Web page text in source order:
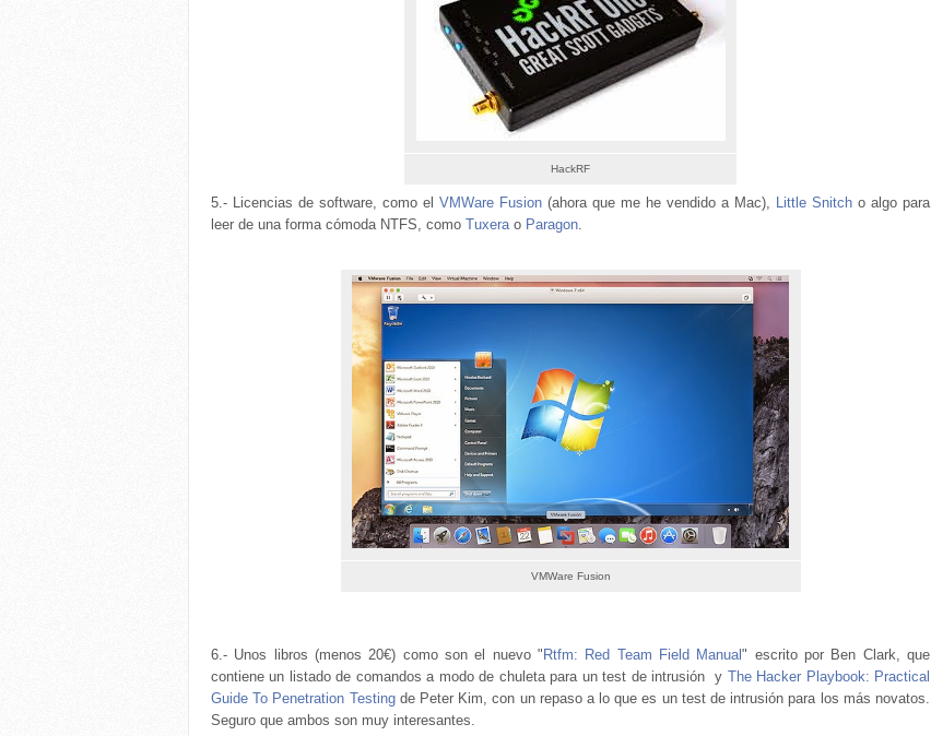
HackRF
5.- Licencias de software, como el VMWare Fusion (ahora que me he vendido a Mac), Little Snitch o algo para
leer de una forma cómoda NTFS, como Tuxera o Paragon.
VMWare Fusion
6.- Unos libros (menos 20€) como son el nuevo "Rtfm: Red Team Field Manual" escrito por Ben Clark, que
contiene un listado de comandos a modo de chuleta para un test de intrusión y The Hacker Playbook: Practical
Guide To Penetration Testingde Peter Kim, con un repaso a lo que es un test de intrusión para los más novatos.
Seguro que ambos son muy interesantes.